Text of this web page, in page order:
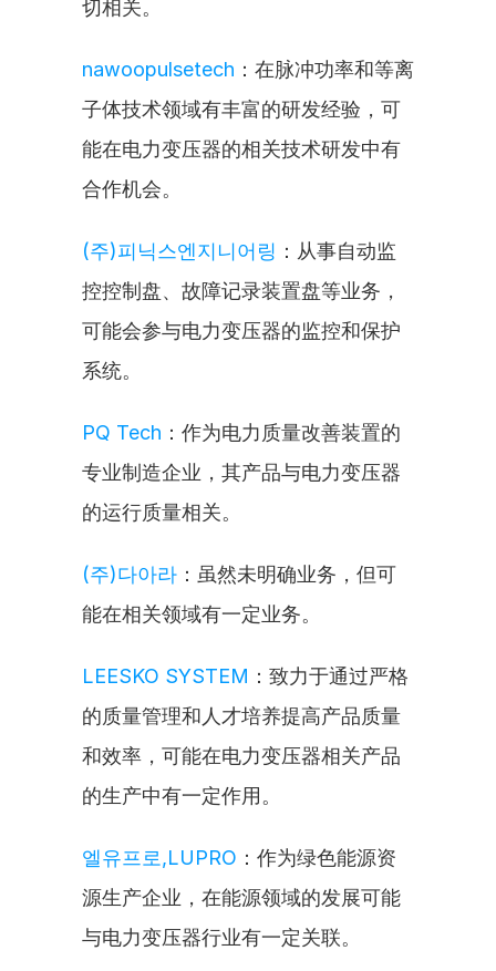
切相关。
nawoopulsetech ：在脉冲功率和等离
子体技术领域有丰富的研发经验，可
能在电力变压器的相关技术研发中有
合作机会。
(주)피닉스엔지니어링 ：从事自动监
控控制盘、故障记录装置盘等业务，
可能会参与电力变压器的监控和保护
系统。
PQ Tech ：作为电力质量改善装置的
专业制造企业，其产品与电力变压器
的运行质量相关。
(주)다아라 ：虽然未明确业务，但可
能在相关领域有一定业务。
LEESKO SYSTEM ：致力于通过严格
的质量管理和人才培养提高产品质量
和效率，可能在电力变压器相关产品
的生产中有一定作用。
엘유프로,LUPRO ：作为绿色能源资
源生产企业，在能源领域的发展可能
与电力变压器行业有一定关联。